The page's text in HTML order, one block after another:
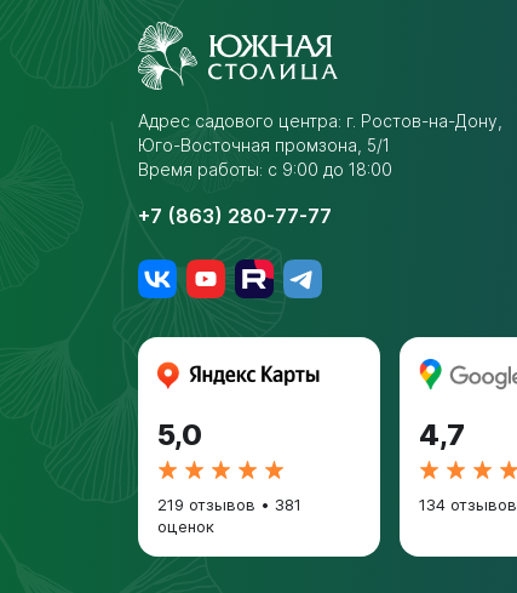
Адрес садового центра: г. Ростов-на-Дону,
Юго-Восточная промзона, 5/1
Время работы: с 9:00 до 18:00
+7 (863) 280-77-77
5,0
219 отзывов • 381
оценок
4,7
134 отзывов